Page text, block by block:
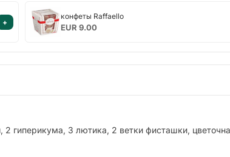
+
конфеты
Raffaello
конфеты Raffaello
EUR 9.00
гиперикума, 3 лютика, 2 ветки фисташки,